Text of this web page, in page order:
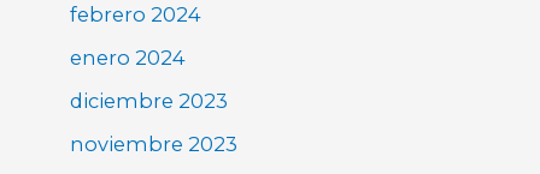
febrero 2024
enero 2024
diciembre 2023
noviembre 2023